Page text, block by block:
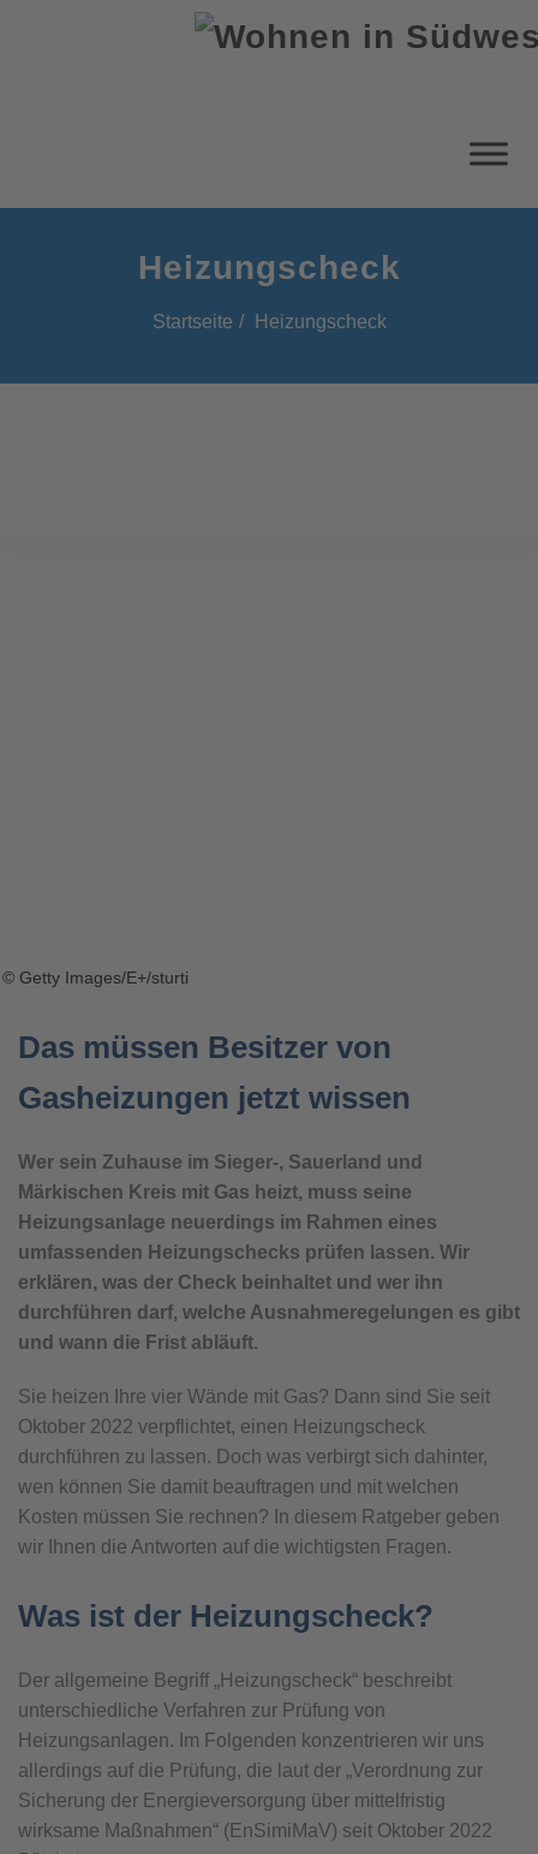
Heizungscheck
Startseite Heizungscheck
© Getty Images/E+/sturti
Das müssen Besitzer von
Gasheizungen jetzt wissen
Wer sein Zuhause im Sieger-, Sauerland und
Märkischen Kreis mit Gas heizt, muss seine
Heizungsanlage neuerdings im Rahmen eines
umfassenden Heizungschecks prüfen lassen. Wir
erklären, was der Check beinhaltet und wer ihn
durchführen darf, welche Ausnahmeregelungen es gibt
und wann die Frist abläuft.
Sie heizen Ihre vier Wände mit Gas? Dann sind Sie seit
Oktober 2022 verpflichtet, einen Heizungscheck
durchführen zu lassen. Doch was verbirgt sich dahinter,
wen können Sie damit beauftragen und mit welchen
Kosten müssen Sie rechnen? In diesem Ratgeber geben
wir Ihnen die Antworten auf die wichtigsten Fragen.
Was ist der Heizungscheck?
Der allgemeine Begriff „Heizungscheck“ beschreibt
unterschiedliche Verfahren zur Prüfung von
Heizungsanlagen. Im Folgenden konzentrieren wir uns
allerdings auf die Prüfung, die laut der „Verordnung zur
Sicherung der Energieversorgung über mittelfristig
wirksame Maßnahmen“ (EnSimiMaV) seit Oktober 2022